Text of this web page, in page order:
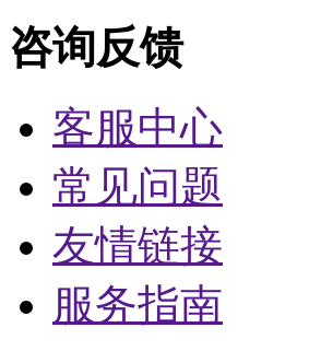
咨询反馈
客服中心
常见问题
友情链接
服务指南